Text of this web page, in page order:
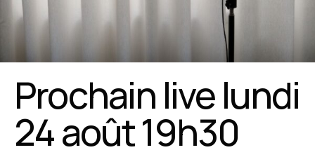
Prochain live lundi
24 août 19h30